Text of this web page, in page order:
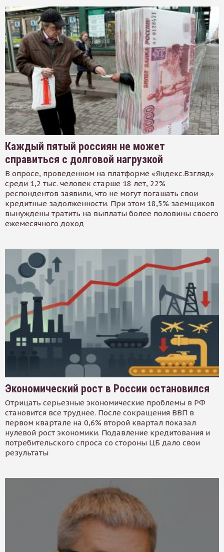
Каждый пятый россиян не может
справиться с долговой нагрузкой
В опросе, проведенном на платформе «Яндекс.Взгляд»
среди 1,2 тыс. человек старше 18 лет, 22%
респондентов заявили, что не могут погашать свои
кредитные задолженности. При этом 18,5% заемщиков
вынуждены тратить на выплаты более половины своего
ежемесячного доход
Экономический рост в России остановился
Отрицать серьезные экономические проблемы в РФ
становится все труднее. После сокращения ВВП в
первом квартале на 0,6% второй квартал показал
нулевой рост экономики. Подавление кредитования и
потребительского спроса со стороны ЦБ дало свои
результаты